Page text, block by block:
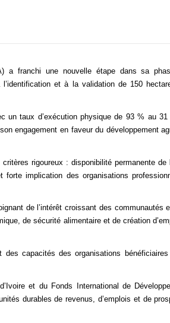
a franchi une nouvelle étape dans sa
et à la validation de 150
un taux d’exécution physique de 93 % au 31
engagement en faveur du développement
rigoureux : disponibilité permanente de
implication des organisations
de l’intérêt croissant des communautés
de sécurité alimentaire et de création
capacités des organisations
et du Fonds International de
durables de revenus, d’emplois et de